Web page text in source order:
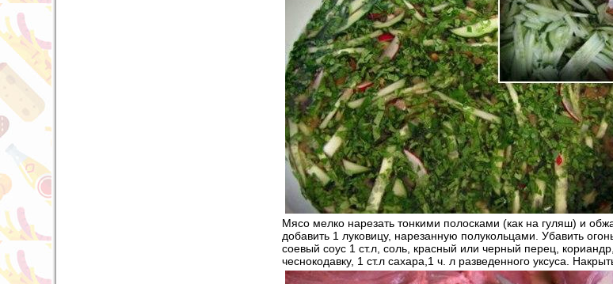
Мясо мелко нарезать тонкими полосками (как на гуляш) и
добавить 1 луковицу, нарезанную полукольцами. Убавить
соевый соус 1 ст.л, соль, красный или черный перец,
чеснокодавку, 1 ст.л сахара,1 ч. л разведенного уксуса.